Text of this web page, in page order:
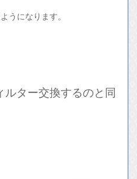
うになります。
ルター交換するのと同